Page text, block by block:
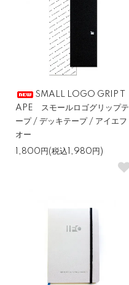
SMALL LOGO GRIP T
APE スモールロゴグリップテ
ープ / デッキテープ / アイエフ
オー
1,800円(税込1,980円)